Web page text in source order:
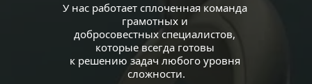
У нас работает сплоченная команда
грамотных и
добросовестных специалистов,
которые всегда готовы
к решению задач любого уровня
сложности.